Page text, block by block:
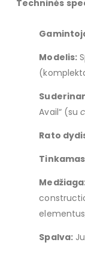
Techninės
Modelis:
Avail“ (su
Rato
Spalva: